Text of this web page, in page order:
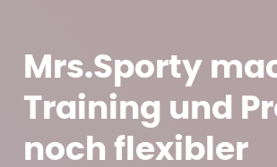
Mrs.Sporty
Training und
noch flexibler